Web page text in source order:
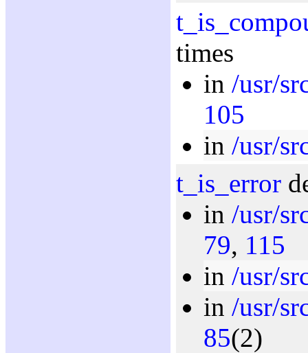
times
in /usr/
105
in /usr/
t_is_error
in /usr/
79, 115
in /usr/
in /usr/
85(2)